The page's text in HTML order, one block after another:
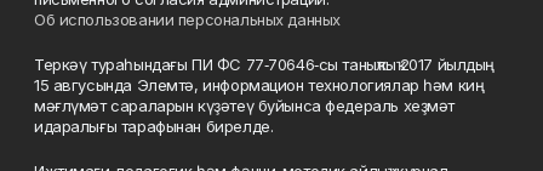
Об использовании персональных данных
Теркәү тураһындағы ПИ ФС 77‑70646‑сы таныҡлыҡ 2017 йылдың
15 авгусында Элемтә, информацион технологиялар һәм киң
мәғлүмәт сараларын күҙәтеү буйынса федераль хеҙмәт
идаралығы тарафынан бирелде.